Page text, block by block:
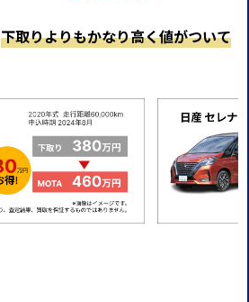
下取りよりもかなり高く値がついて